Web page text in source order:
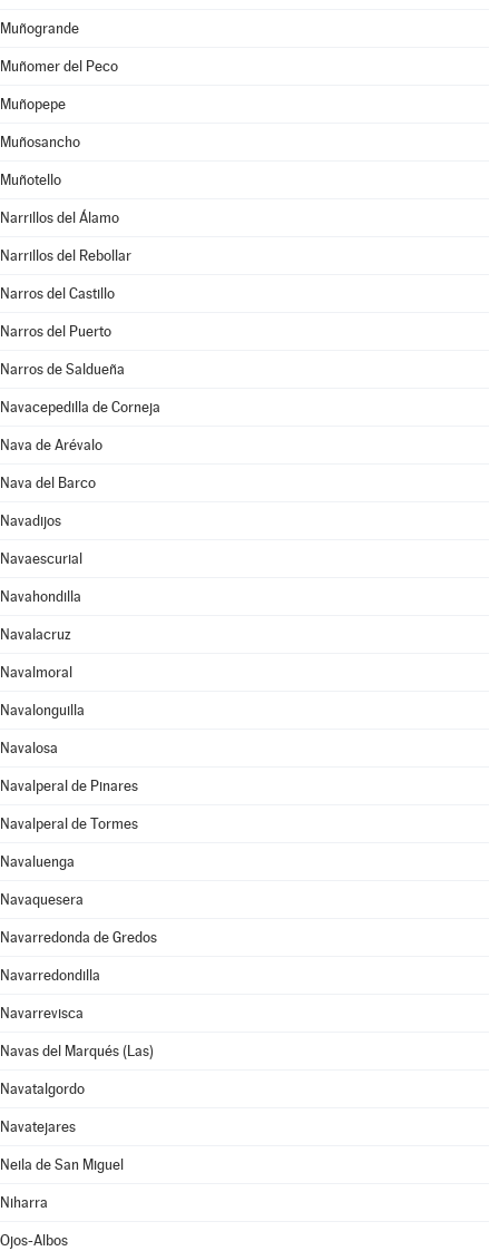
Muñogrande
Muñomer del Peco
Muñopepe
Muñosancho
Muñotello
Narrillos del Álamo
Narrillos del Rebollar
Narros del Castillo
Narros del Puerto
Narros de Saldueña
Navacepedilla de Corneja
Nava de Arévalo
Nava del Barco
Navadijos
Navaescurial
Navahondilla
Navalacruz
Navalmoral
Navalonguilla
Navalosa
Navalperal de Pinares
Navalperal de Tormes
Navaluenga
Navaquesera
Navarredonda de Gredos
Navarredondilla
Navarrevisca
Navas del Marqués (Las)
Navatalgordo
Navatejares
Neila de San Miguel
Niharra
Ojos-Albos